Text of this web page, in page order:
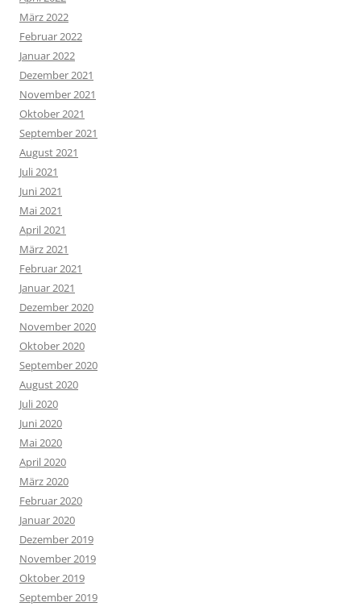
März 2022
Februar 2022
Januar 2022
Dezember 2021
November 2021
Oktober 2021
September 2021
August 2021
Juli 2021
Juni 2021
Mai 2021
April 2021
März 2021
Februar 2021
Januar 2021
Dezember 2020
November 2020
Oktober 2020
September 2020
August 2020
Juli 2020
Juni 2020
Mai 2020
April 2020
März 2020
Februar 2020
Januar 2020
Dezember 2019
November 2019
Oktober 2019
September 2019